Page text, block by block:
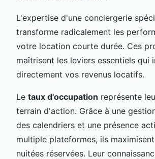
L'expertise d'une conciergerie
transforme radicalement les
votre location courte durée. Ces
maîtrisent les leviers essentiels qui
directement vos revenus locatifs.
Le taux d'occupation représente
terrain d'action. Grâce à une
des calendriers et une présence
multiple plateformes, ils
nuitées réservées. Leur